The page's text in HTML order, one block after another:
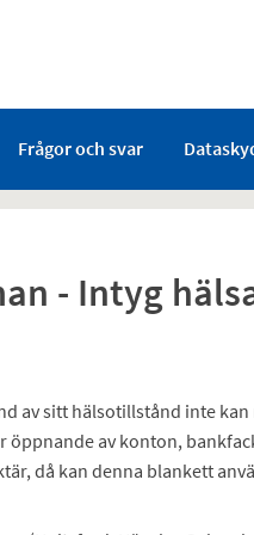
Frågor och svar
- Intyg
av sitt hälsotillstånd inte
öppnande av konton,
då kan denna blankett